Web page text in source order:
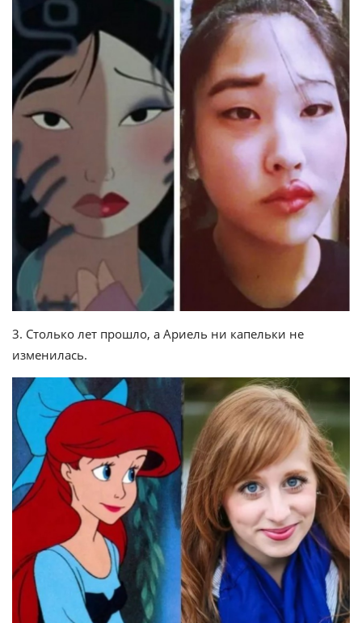
3. Столько лет прошло, а Ариель ни капельки не
изменилась.